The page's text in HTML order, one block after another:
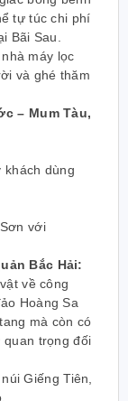
tự túc chi phí
Bãi Sau.
, nhà máy lọc
và ghé thăm
– Mum Tàu,
dùng
với
Bắc Hải:
về công
Hoàng Sa
mà còn có
trọng đối
Giếng Tiên,